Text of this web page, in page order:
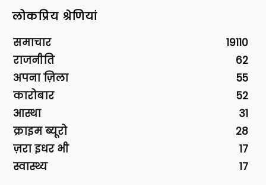
लोकप्रिय श्रेणियां
समाचार
19110
राजनीति
62
अपना ज़िला
55
कारोबार
52
आस्था
31
क्राइम ब्यूरो
28
ज़रा इधर भी
17
स्वास्थ्य
17